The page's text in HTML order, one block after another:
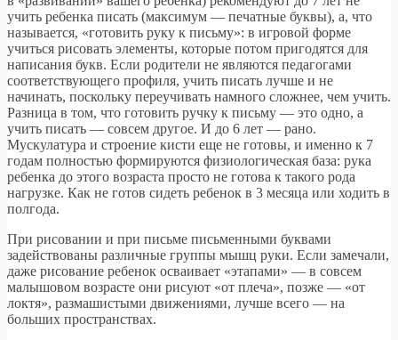
учить ребенка писать (максимум — печатные буквы), а, что
называется, «готовить руку к письму»: в игровой форме
учиться рисовать элементы, которые потом пригодятся для
написания букв. Если родители не являются педагогами
соответствующего профиля, учить писать лучше и не
начинать, поскольку переучивать намного сложнее, чем учить.
Разница в том, что готовить ручку к письму — это одно, а
учить писать — совсем другое. И до 6 лет — рано.
Мускулатура и строение кисти еще не готовы, и именно к 7
годам полностью формируются физиологическая база: рука
ребенка до этого возраста просто не готова к такого рода
нагрузке. Как не готов сидеть ребенок в 3 месяца или ходить в
полгода.
При рисовании и при письме письменными буквами
задействованы различные группы мышц руки. Если замечали,
даже рисование ребенок осваивает «этапами» — в совсем
малышовом возрасте они рисуют «от плеча», позже — «от
локтя», размашистыми движениями, лучше всего — на
больших пространствах.